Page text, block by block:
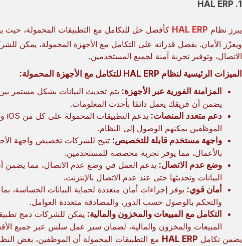
1. HAL ERP
يبرز نظام HAL ERP كأفضل حل للتكامل مع التطبيقات المحمولة، حيث
ويعزّز الأمان. بفضل قدراته على التكامل مع الأجهزة المحمولة، يمكن
الاتصال، وتوفير تجربة آمنة لجميع المستخدمين.
الميزات الرئيسية لنظام HAL ERP للتكامل مع الأجهزة المحمولة:
المزامنة الفورية عبر الأجهزة:
يضمن أن فريقك يعمل دائمًا بأحدث المعلومات.
دعم متعدد المنصات:
الموظفين يمكنهم الوصول إلى النظام.
واجهة مستخدم قابلة للتخصيص: تتيح للشركات تخصيص واجهة
بالأعمال، مما يوفر تجربة مخصصة للمستخدمين.
وضع عدم الاتصال: يدعم العمل في وضع عدم الاتصال، مما يضمن
البيانات وتحديثها حتى عند عدم الاتصال بالإنترنت.
أمان قوي: يوفر إجراءات أمان متعددة لحماية البيانات
والتحكم بالوصول حسب الدور، والمصادقة متعددة العوامل.
التكامل مع المبيعات والمخزون والمالية: يمكن للشركات دمج
المبيعات والمخزون والمالية، لضمان سير عمل سلس عبر جميع
يضمن تكامل HAL ERP مع التطبيقات المحمولة أن الموظفين، بغض